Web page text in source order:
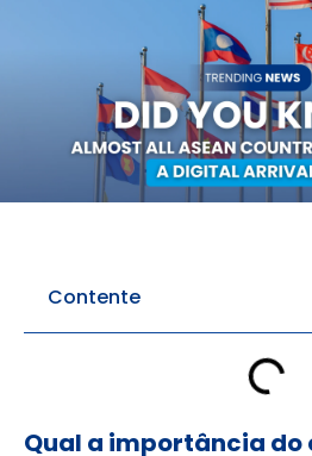
Contente
Qual a importância do